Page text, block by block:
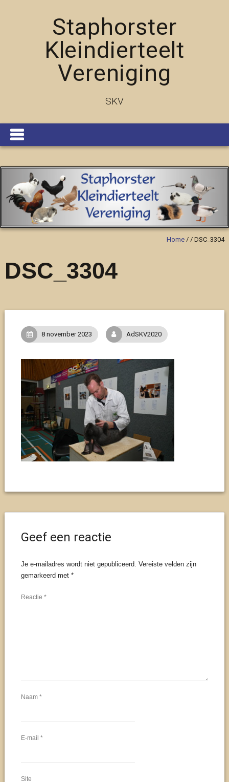
Staphorster
Kleindierteelt
Vereniging
SKV
Home //DSC_3304
DSC_3304
8 november 2023 AdSKV2020
Geef een reactie
Je e-mailadres wordt niet gepubliceerd. Vereiste velden zijn
gemarkeerd met *
Reactie *
Naam *
E-mail *
Site